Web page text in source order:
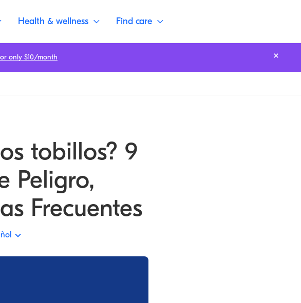
Health & wellness Find care
tobillos? 9
Peligro,
Frecuentes
only $10/month